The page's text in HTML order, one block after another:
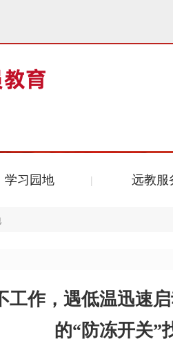
学习园地 远教服
工作，遇低温迅速
的“防冻开关”